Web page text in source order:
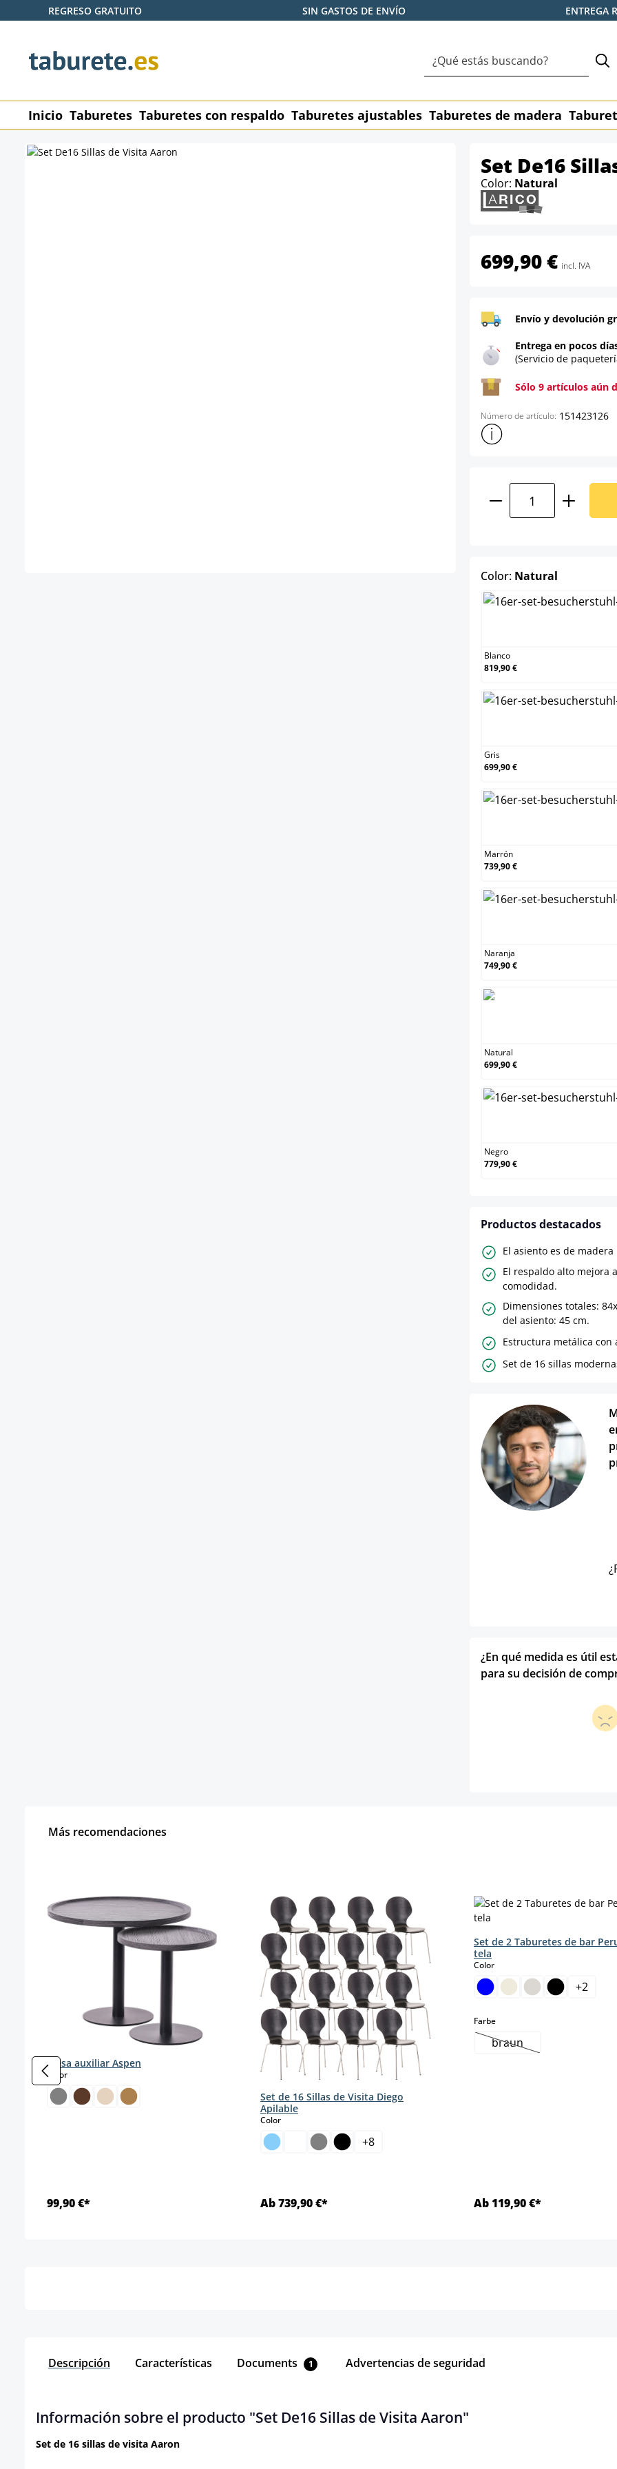
al contenido principal
Saltar a la búsqueda
Saltar a la navegación principal
REGRESO GRATUITO SIN GASTOS DE ENVÍO ENTREGA
Inicio Taburetes Taburetes con respaldo Taburetes ajustables Taburetes de madera
Set De16
Color: Natural
699,90 € incl. IVA
Envío y devolución
Entrega en pocos
(Servicio de
Sólo 9 artículos aún
Número de artículo: 151423126
Mostrar más información
Cantidad del
Color: Natural
Blanco
819,90 €
Gris
699,90 €
Marrón
739,90 €
Naranja
749,90 €
Natural
699,90 €
Negro
779,90 €
Productos destacados
El asiento es de madera
El respaldo alto mejora
comodidad.
Dimensiones totales:
del asiento: 45 cm.
Estructura metálica con
Set de 16 sillas
¿En qué medida es útil
para su decisión de
Más recomendaciones
Mesa auxiliar Aspen
Colorselect
99,90 €*
Set de 16 Sillas de Visita Diego
Apilable
Colorselect
+8
Ab 739,90 €*
Set de 2 Taburetes de bar
tela
Colorselect
+2
Farbeselect
braun(Esta opción no está
Ab 119,90 €*
Descripción Características Documents 1 Advertencias de seguridad
Información sobre el producto "Set De16 Sillas de Visita Aaron"
Set de 16 sillas de visita Aaron